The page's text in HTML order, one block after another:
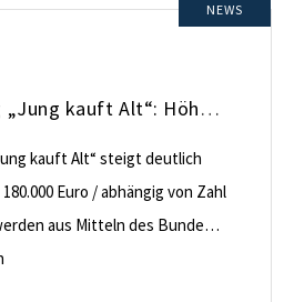
NEWS
KfW-Förderung „Jung kauft Alt“: Höhere Kredite ab August 2026
kauft Alt“ steigt deutlich
Euro / abhängig von Zahl
aus Mitteln des Bundes
bei 0,53 Prozent effektiv bei